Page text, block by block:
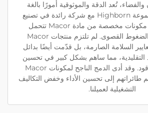
تُعد الدقة والموثوقية أمورًا بالغة
الأهمية. تعاونت مجموعة Highborn مع شركة رائدة في تصنيع
الطائرات لتطوير مكونات مخصصة من مادة Macor تتحمل
درجات الحرارة والضغوط القصوى. لم تلتزم منتجات Macor
السلامة الصارمة، بل قدّمت أيضًا بدائل
التقليدية، مما ساهم بشكل كبير في تحسين
كفاءة استهلاك الوقود. وقد أدى الدمج الناجح لمكونات Macor
طائراتهم إلى تحسين الأداء وخفض التكاليف
التشغيلية لعميلنا.